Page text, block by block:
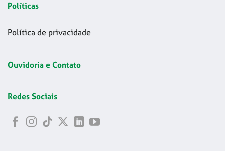
Políticas
Política de privacidade
Ouvidoria e Contato
Redes Sociais